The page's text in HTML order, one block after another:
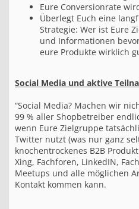
Eure Conversionrate
Überlegt Euch eine
Strategie: Wer ist Eure
und Informationen
eure Produkte wirklich
Social Media und aktive
“Social Media? Machen wir
99 % aller Shopbetreiber
wenn Eure Zielgruppe
Twitter nutzt (was nur ganz
knochentrockenes B2B
Xing, Fachforen, LinkedIN,
Meetups und alle möglichen
Kontakt kommen kann.